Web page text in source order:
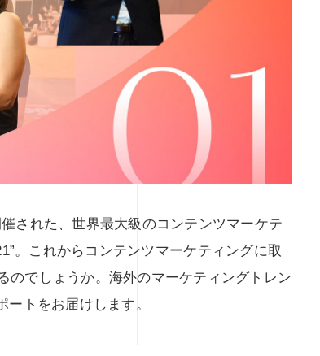
された、世界最大級のコンテンツマーケテ
。これからコンテンツマーケティングに取
のでしょうか。海外のマーケティングトレン
トをお届けします。